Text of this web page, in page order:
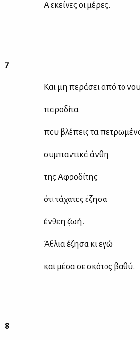
Α εκεί­νες οι μέ­ρες.
7
Και μη πε­ρά­σει από το
πα­ρο­δί­τα
που βλέ­πεις τα
συ­μπα­ντι­κά άν­θη
της Αφρο­δί­της
ότι τά­χα­τες έζη­σα
έν­θεη ζωή.
Άθλια έζη­σα κι εγώ
και μέ­σα σε σκό­τος βα­θύ.
8